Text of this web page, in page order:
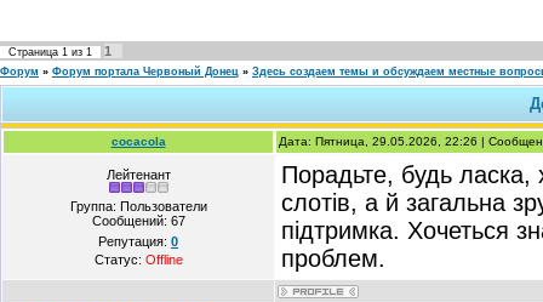
Страница 1 из 1 1
Форум » Форум портала Червоный Донец » Здесь создаем темы и обсуждаем местные
cocacola Дата: Пятница, 29.05.2026, 22:26 |
Лейтенант
Группа: Пользователи
Сообщений: 67
Репутация: 0
Статус: Offline
Порадьте, будь ласка,
слотів, а й загальна
підтримка. Хочеться
проблем.